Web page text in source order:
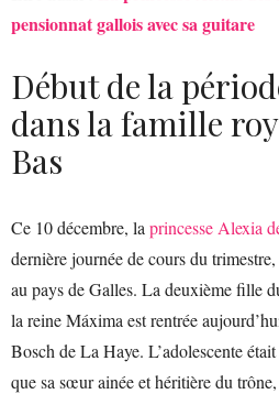
pensionnat gallois avec sa guitare
Début de la
dans la famille
Bas
Ce 10 décembre, la princesse Alexia
dernière journée de cours du
au pays de Galles. La deuxième fille
la reine Máxima est rentrée
Bosch de La Haye. L’adolescente
que sa sœur ainée et héritière du